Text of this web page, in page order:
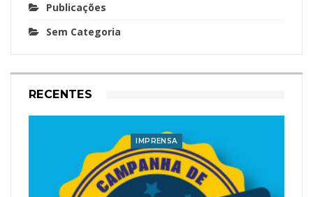
Publicações
Sem Categoria
RECENTES
IMPRENSA